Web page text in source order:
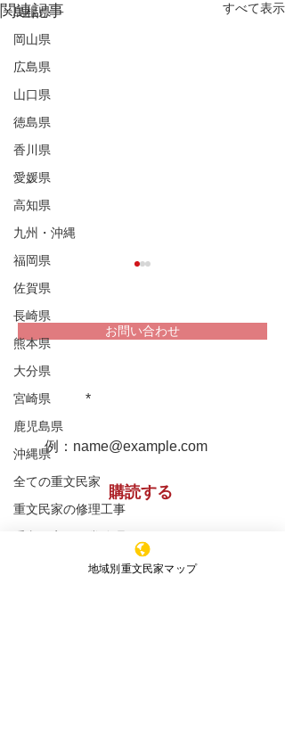
島根県
岡山県
広島県
山口県
徳島県
香川県
愛媛県
高知県
九州・沖縄
福岡県
佐賀県
長崎県
熊本県
大分県
宮崎県
鹿児島県
沖縄県
全ての重文民家
重文民家の修理工事
重文民家の公開
関連記事 すべて表示
お問い合わせ
します！
購読する
※購読登録により、当サイトからのメール送信に
同意いただいたものといたします
地域別重文民家マップ